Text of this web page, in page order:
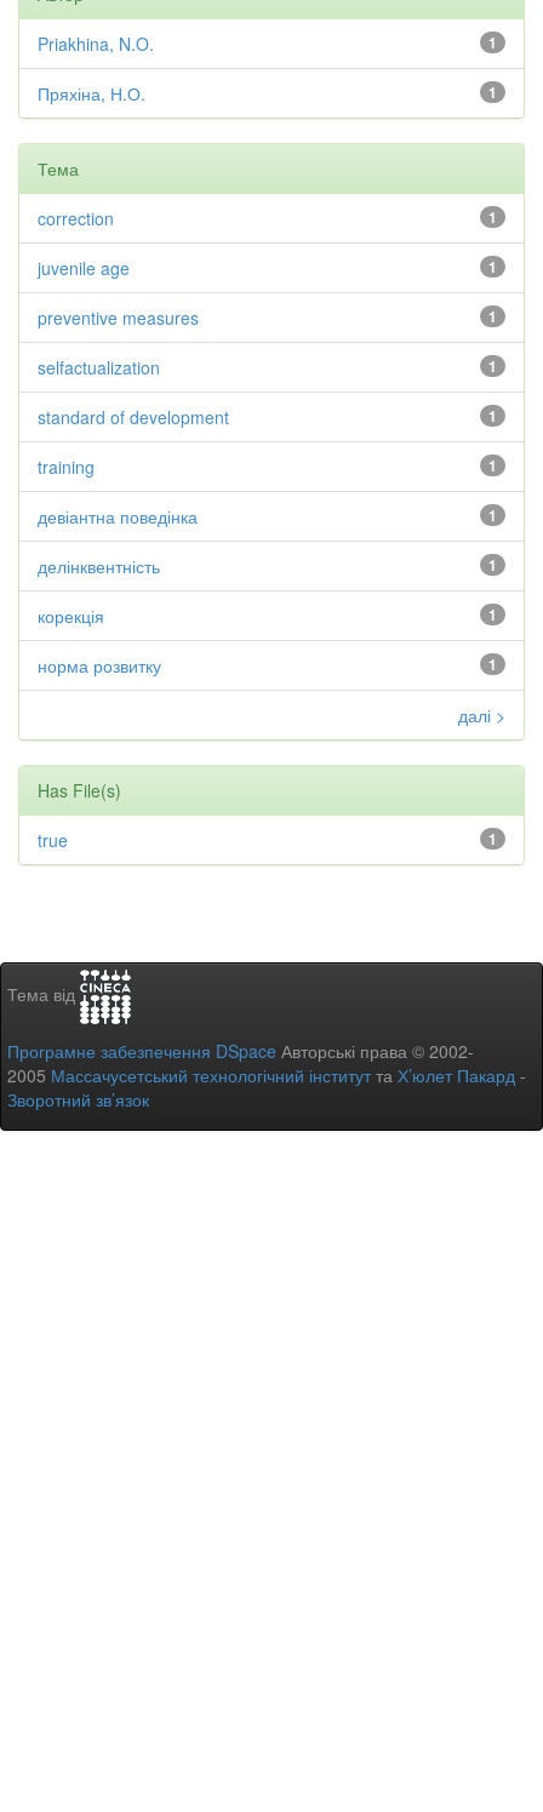
1
Priakhina, N.O.
1
Пряхіна, Н.О.
Тема
1
correction
1
juvenile age
1
preventive measures
1
selfactualization
1
standard of development
1
training
1
девіантна поведінка
1
делінквентність
1
корекція
1
норма розвитку
далі >
Has File(s)
1
true
Тема від
Програмне забезпечення DSpace Авторські права © 2002-
2005 Массачусетський технологічний інститутта Х’юлет Пакард -
Зворотний зв’язок